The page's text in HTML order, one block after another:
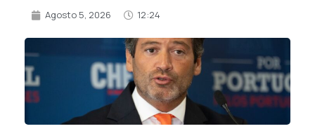
Agosto 5, 2026 12:24